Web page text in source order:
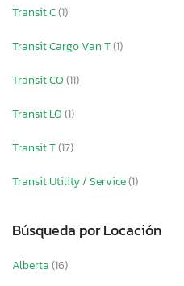
Transit C(1)
Transit Cargo Van T(1)
Transit CO(11)
Transit LO(1)
Transit T(17)
Transit Utility / Service(1)
Búsqueda por Locación
Alberta(16)